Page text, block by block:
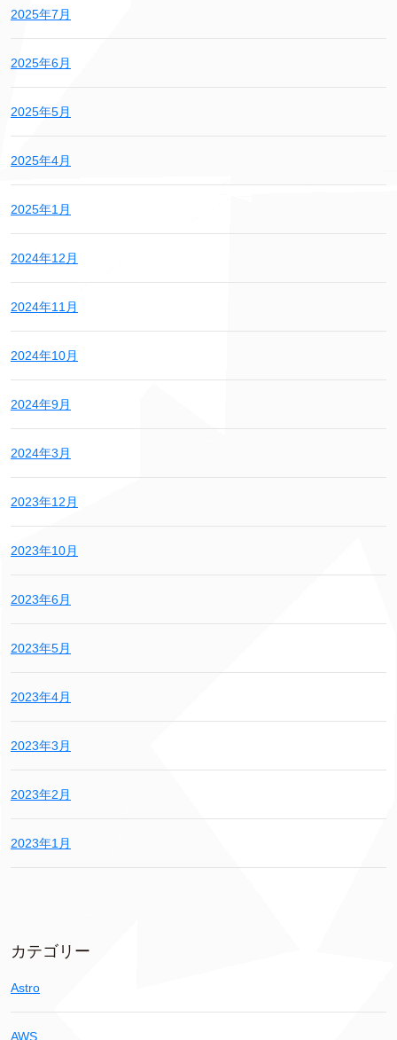
2025年7月
2025年6月
2025年5月
2025年4月
2025年1月
2024年12月
2024年11月
2024年10月
2024年9月
2024年3月
2023年12月
2023年10月
2023年6月
2023年5月
2023年4月
2023年3月
2023年2月
2023年1月
カテゴリー
Astro
AWS